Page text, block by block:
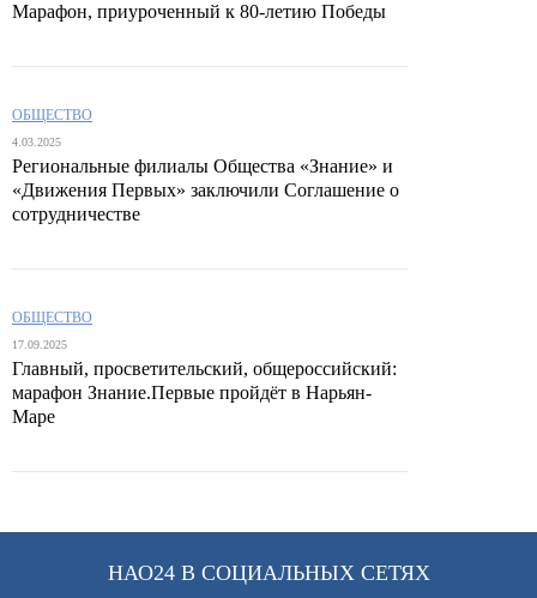
Марафон, приуроченный к 80-летию Победы
ОБЩЕСТВО
4.03.2025
Региональные филиалы Общества «Знание» и
«Движения Первых» заключили Соглашение о
сотрудничестве
ОБЩЕСТВО
17.09.2025
Главный, просветительский, общероссийский:
марафон Знание.Первые пройдёт в Нарьян-
Маре
НАО24 В СОЦИАЛЬНЫХ СЕТЯХ